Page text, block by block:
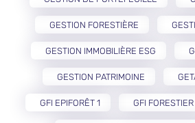
GESTION FORESTIÈRE
GESTION IMMOBILIÈRE ESG
GESTION PATRIMOINE
GFI EPIFORÊT 1 GFI FORESTIER